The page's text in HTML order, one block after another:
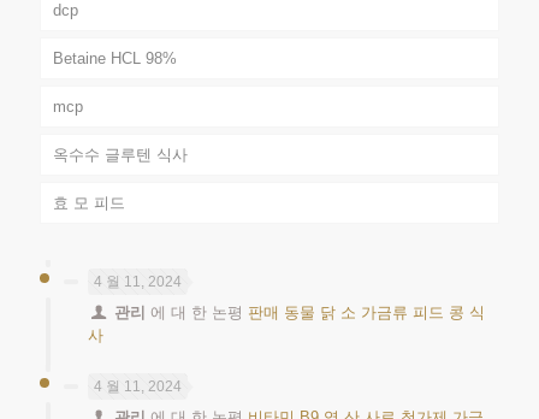
dcp
Betaine HCL 98%
mcp
옥수수 글루텐 식사
효 모 피드
4 월 11, 2024
관리 에 대 한 논평 판매 동물 닭 소 가금류 피드 콩 식
사
4 월 11, 2024